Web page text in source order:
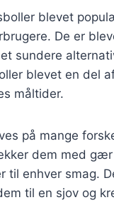
blevet
De er
sundere
blevet en del
måltider.
på mange
dem med
til enhver smag.
til en sjov og